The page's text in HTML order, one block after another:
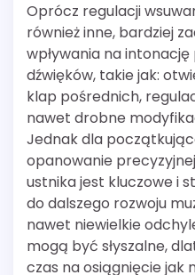
Oprócz regulacji
również inne, bardziej
wpływania na
dźwięków, takie jak:
klap pośrednich,
nawet drobne
Jednak dla
opanowanie
ustnika jest kluczowe i
do dalszego rozwoju
nawet niewielkie
mogą być słyszalne,
czas na osiągnięcie jak